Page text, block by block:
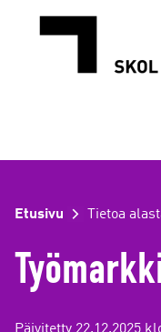
sisältöön
Etusivu Tietoa